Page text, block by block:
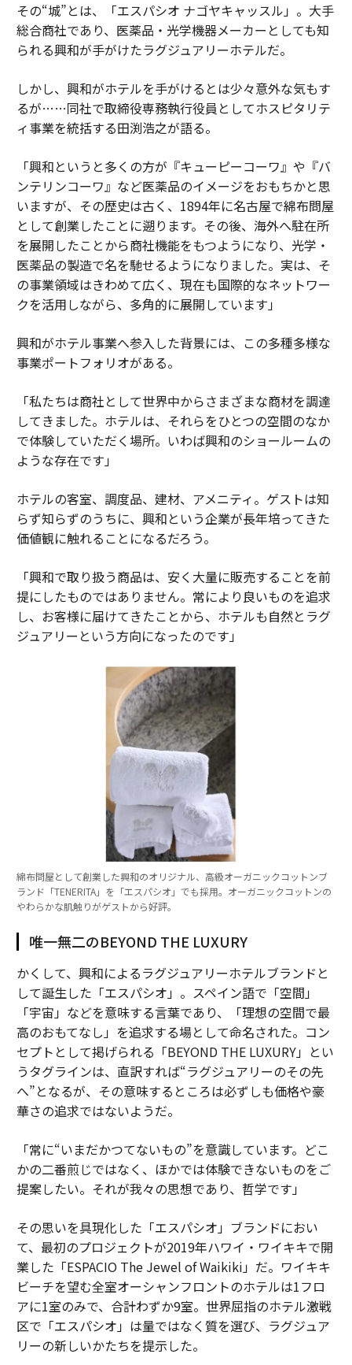
その“城”とは、「エスパシオ ナゴヤキャッスル」。大手
総合商社であり、医薬品・光学機器メーカーとしても知
られる興和が手がけたラグジュアリーホテルだ。
しかし、興和がホテルを手がけるとは少々意外な気もす
るが……同社で取締役専務執行役員としてホスピタリテ
ィ事業を統括する田渕浩之が語る。
「興和というと多くの方が『キューピーコーワ』や『バ
ンテリンコーワ』など医薬品のイメージをおもちかと思
いますが、その歴史は古く、1894年に名古屋で綿布問屋
として創業したことに遡ります。その後、海外へ駐在所
を展開したことから商社機能をもつようになり、光学・
医薬品の製造で名を馳せるようになりました。実は、そ
の事業領域はきわめて広く、現在も国際的なネットワー
クを活用しながら、多角的に展開しています」
興和がホテル事業へ参入した背景には、この多種多様な
事業ポートフォリオがある。
「私たちは商社として世界中からさまざまな商材を調達
してきました。ホテルは、それらをひとつの空間のなか
で体験していただく場所。いわば興和のショールームの
ような存在です」
ホテルの客室、調度品、建材、アメニティ。ゲストは知
らず知らずのうちに、興和という企業が長年培ってきた
価値観に触れることになるだろう。
「興和で取り扱う商品は、安く大量に販売することを前
提にしたものではありません。常により良いものを追求
し、お客様に届けてきたことから、ホテルも自然とラグ
ジュアリーという方向になったのです」
綿布問屋として創業した興和のオリジナル、高級オーガニックコットンブ
ランド「TENERITA」を「エスパシオ」でも採用。オーガニックコットンの
やわらかな肌触りがゲストから好評。
唯一無二のBEYOND THE LUXURY
かくして、興和によるラグジュアリーホテルブランドと
して誕生した「エスパシオ」。スペイン語で「空間」
「宇宙」などを意味する言葉であり、「理想の空間で最
高のおもてなし」を追求する場として命名された。コン
セプトとして掲げられる「BEYOND THE LUXURY」とい
うタグラインは、直訳すれば“ラグジュアリーのその先
へ”となるが、その意味するところは必ずしも価格や豪
華さの追求ではないようだ。
「常に“いまだかつてないもの”を意識しています。どこ
かの二番煎じではなく、ほかでは体験できないものをご
提案したい。それが我々の思想であり、哲学です」
その思いを具現化した「エスパシオ」ブランドにおい
て、最初のプロジェクトが2019年ハワイ・ワイキキで開
業した「ESPACIO The Jewel of Waikiki」だ。ワイキキ
ビーチを望む全室オーシャンフロントのホテルは1フロ
アに1室のみで、合計わずか9室。世界屈指のホテル激戦
区で「エスパシオ」は量ではなく質を選び、ラグジュア
リーの新しいかたちを提示した。